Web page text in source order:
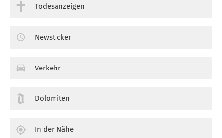
Todesanzeigen
Newsticker
Verkehr
Dolomiten
In der Nähe